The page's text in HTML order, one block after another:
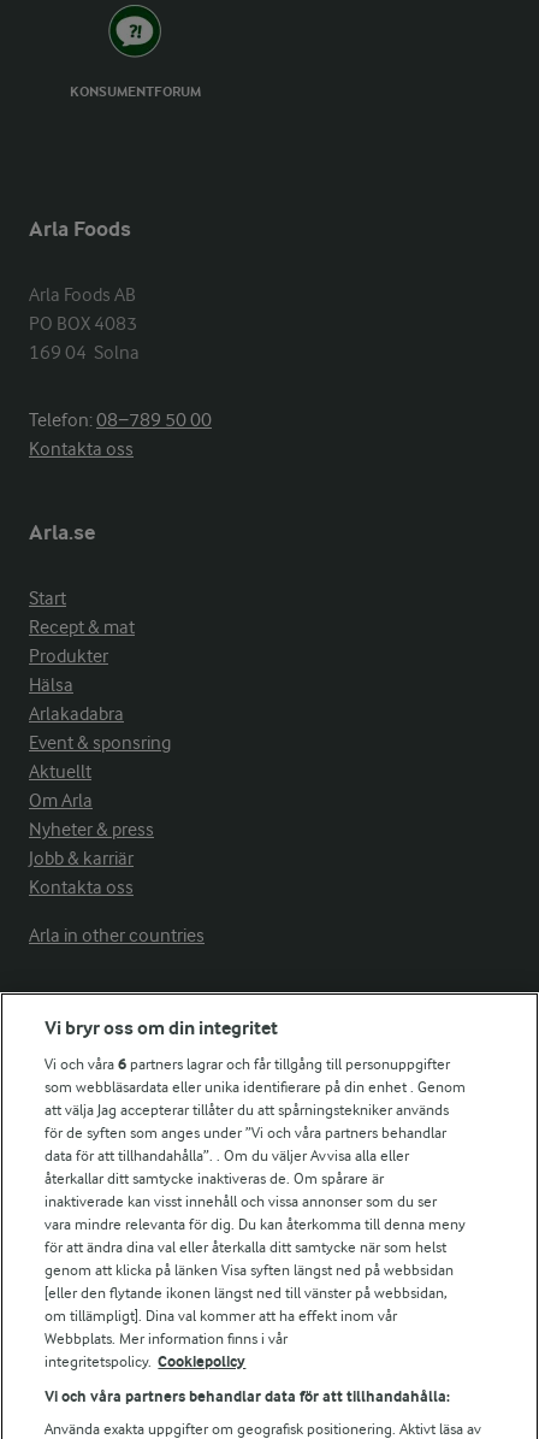
KONSUMENTFORUM
Arla Foods
Arla Foods AB
PO BOX 4083
169 04  Solna
Telefon:08−789 50 00
Kontakta oss
Arla.se
Start
Recept & mat
Produkter
Hälsa
Arlakadabra
Event & sponsring
Aktuellt
Om Arla
Nyheter & press
Jobb & karriär
Kontakta oss
Arla in other countries
Fler Arlasajter
För ägare
Arlas kundportal
Arla.com
Falbygdens Ost
Arla webbshop
Bildbank
Följ oss
Vi bryr oss om din integritet
Vi och våra6 partners lagrar och får tillgång till personuppgifter
som webbläsardata eller unika identifierare på din enhet . Genom
att välja Jag accepterar tillåter du att spårningstekniker används
för de syften som anges under ”Vi och våra partners behandlar
data för att tillhandahålla”. . Om du väljer Avvisa alla eller
återkallar ditt samtycke inaktiveras de. Om spårare är
inaktiverade kan visst innehåll och vissa annonser som du ser
vara mindre relevanta för dig. Du kan återkomma till denna meny
för att ändra dina val eller återkalla ditt samtycke när som helst
genom att klicka på länken Visa syften längst ned på webbsidan
[eller den flytande ikonen längst ned till vänster på webbsidan,
om tillämpligt]. Dina val kommer att ha effekt inom vår
Webbplats. Mer information finns i vår
integritetspolicy. Cookiepolicy
Vi och våra partners behandlar data för att tillhandahålla:
Använda exakta uppgifter om geografisk positionering. Aktivt läsa av